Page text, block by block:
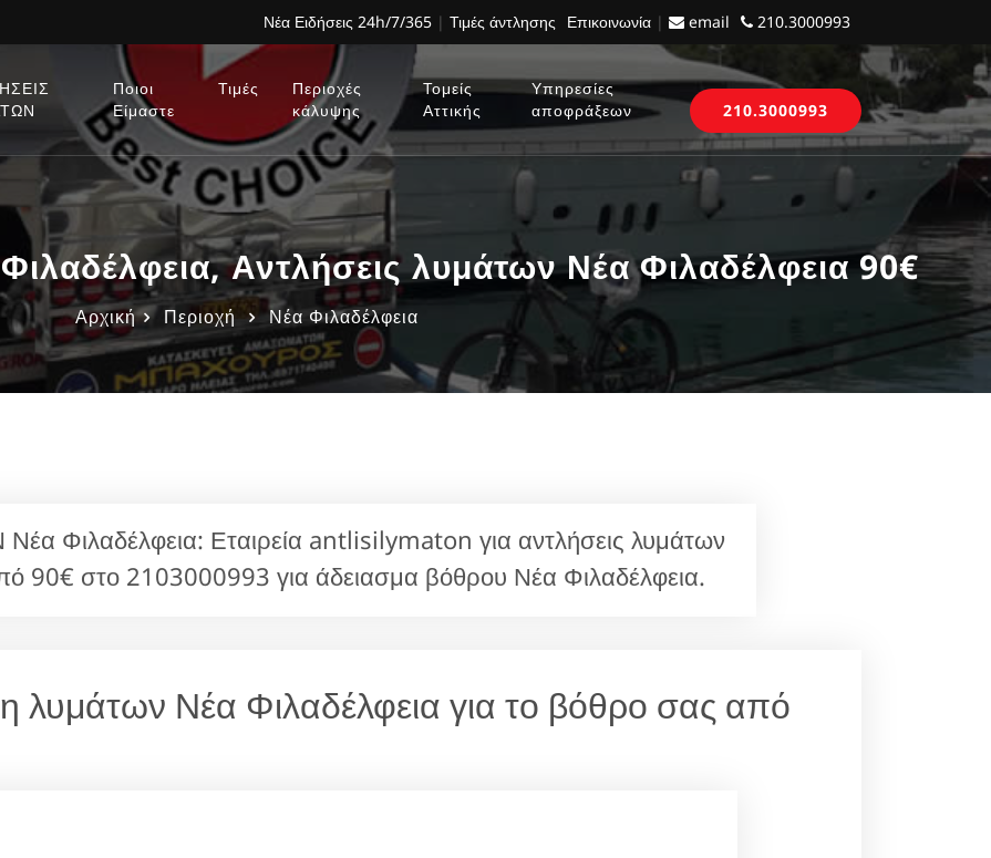
Νέα Ειδήσεις 24h/7/365 | Τιμές άντλησης Επικοινωνία | email 210.3000993
Ποιοι
Είμαστε
Τιμές
Περιοχές
κάλυψης
Τομείς
Αττικής
Υπηρεσίες
αποφράξεων
210.3000993
Αντλήσεις λυμάτων Νέα Φιλαδέλφεια 90€
Αρχική Περιοχή Νέα Φιλαδέλφεια
Φιλαδέλφεια: Εταιρεία antlisilymaton για αντλήσεις λυμάτων
90€ στο 2103000993 για άδειασμα βόθρου Νέα Φιλαδέλφεια.
λυμάτων Νέα Φιλαδέλφεια για το βόθρο σας από